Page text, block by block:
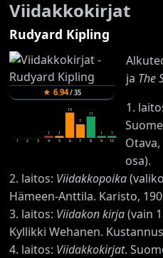
Viidakkokirjat
Rudyard Kipling
★6.94/35
1 2 3
1
4
1
5
13
6
7
7
11
8
1
9
1
10
ja The
1.
Otava,
osa).
2. laitos: Viidakkopoika
Hämeen-Anttila. Karisto,
3. laitos: Viidakon kirja(vain
Kyllikki Wehanen.
4. laitos: Viidakkokirjat.